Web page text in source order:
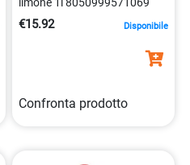
€15.92 Disponibile
Confronta prodotto